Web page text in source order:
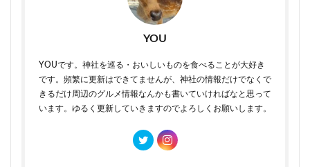
YOU
YOUです。神社を巡る・おいしいものを食べることが大好き
です。頻繁に更新はできてませんが、神社の情報だけでなくで
きるだけ周辺のグルメ情報なんかも書いていければなと思って
います。ゆるく更新していきますのでよろしくお願いします。